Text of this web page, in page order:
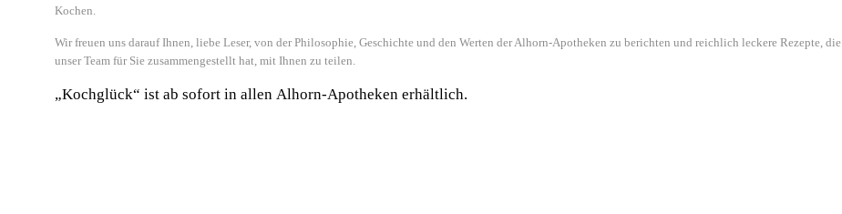
Kochen.
Wir freuen uns darauf Ihnen, liebe Leser, von der Philosophie, Geschichte und den Werten der Alhorn-Apotheken zu berichten und reichlich leckere Rezepte, die
unser Team für Sie zusammengestellt hat, mit Ihnen zu teilen.
„Kochglück“ ist ab sofort in allen Alhorn-Apotheken erhältlich.